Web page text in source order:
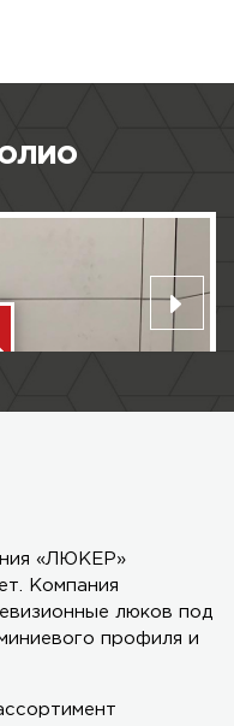
«ЛЮКЕР»
Компания
люков под
профиля и